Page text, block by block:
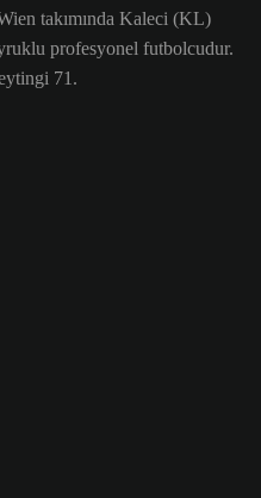
takımında Kaleci (KL)
profesyonel futbolcudur.
71.